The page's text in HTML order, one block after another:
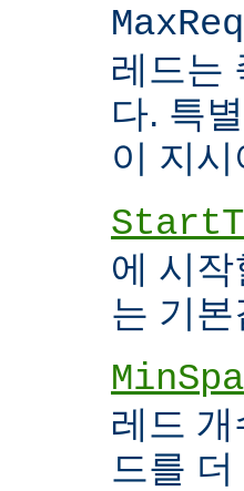
레드는
다. 특
이 지시
에 시
는 기본
레드
드를